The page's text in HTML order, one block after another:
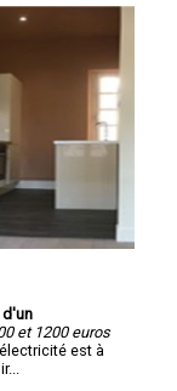
et 1200 euros
est à